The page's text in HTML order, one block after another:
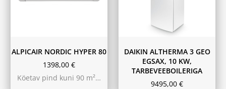
ALPICAIR NORDIC HYPER 80
1398,00 €
Köetav pind kuni 90 m²…
DAIKIN ALTHERMA 3 GEO
EGSAX, 10 KW,
TARBEVEEBOILERIGA
9495,00 €